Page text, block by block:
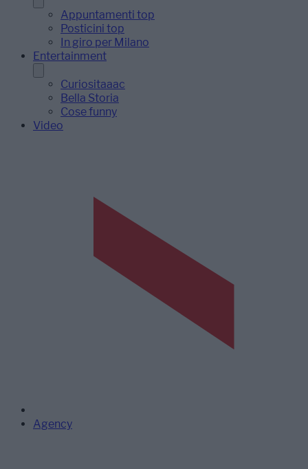
Appuntamenti top
Posticini top
In giro per Milano
Entertainment
Curiositaaac
Bella Storia
Cose funny
Video
Agency